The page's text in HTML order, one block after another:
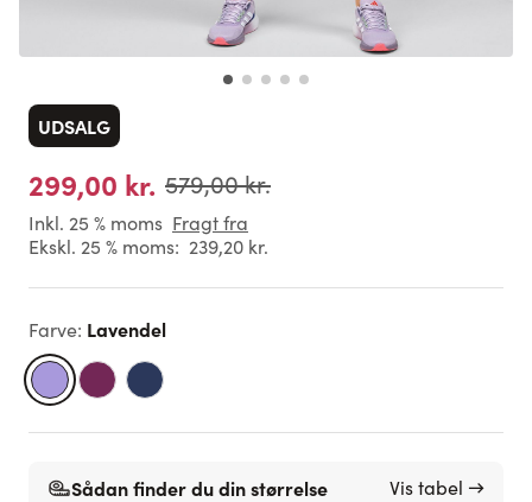
UDSALG
299,00 kr. 579,00 kr.
Inkl. 25 % moms Fragt fra
Ekskl. 25 % moms: 239,20 kr.
Farve: Lavendel
Sådan finder du din størrelse Vis tabel →